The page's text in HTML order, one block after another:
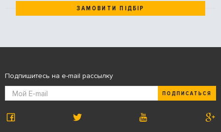
ЗАМОВИТИ ПІДБІР
Подпишитесь на e-mail рассылку
ПОДПИСАТЬСЯ